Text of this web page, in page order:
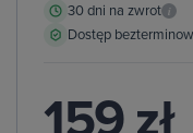
30 dni na zwrot i
Dostęp
159 zł